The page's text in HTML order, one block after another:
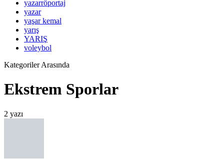
yazarröportaj
yazar
yaşar kemal
yarış
YARIŞ
voleybol
Kategoriler Arasında
Ekstrem Sporlar
2 yazı